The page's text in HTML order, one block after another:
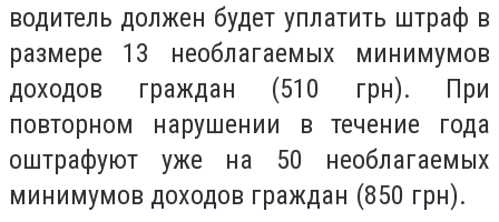
водитель должен будет уплатить штраф в
размере 13 необлагаемых минимумов
доходов граждан (510 грн). При
повторном нарушении в течение года
оштрафуют уже на 50 необлагаемых
минимумов доходов граждан (850 грн).